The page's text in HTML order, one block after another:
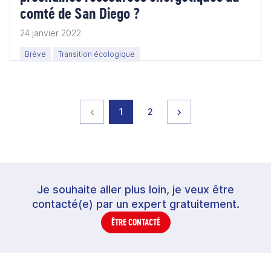
comté de San Diego ?
24 janvier 2022
Brève Transition écologique
Page précédente
page
1 page
2
Je souhaite aller plus loin, je veux être
contacté(e) par un expert gratuitement.
ÊTRE CONTACTÉ